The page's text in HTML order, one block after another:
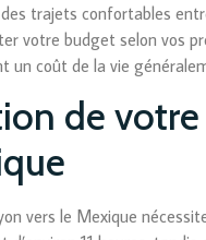
trajets confortables
votre budget selon vos
un coût de la vie
de
vers le Mexique